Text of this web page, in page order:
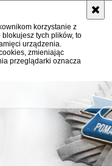
korzystanie z
tych plików, to
urządzenia.
zmieniając
przeglądarki oznacza